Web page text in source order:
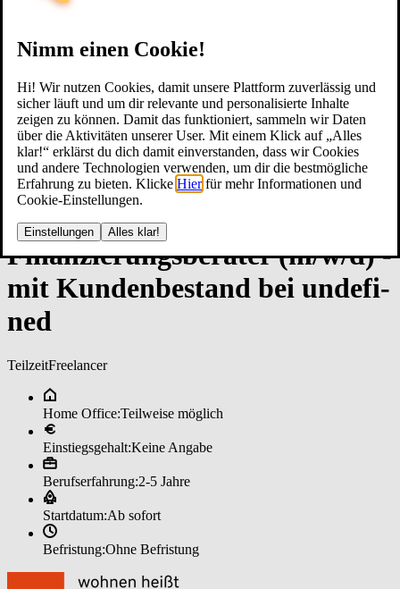
Nimm einen Cookie!
Hi! Wir nutzen Cookies, damit unsere Plattform zuverlässig und
sicher läuft und um dir relevante und personalisierte Inhalte
zeigen zu können. Damit das funktioniert, sammeln wir Daten
über die Aktivitäten unserer User. Mit einem Klick auf „Alles
klar!“ erklärst du dich damit einverstanden, dass wir Cookies
und andere Technologien verwenden, um dir die bestmögliche
Erfahrung zu bieten. Klicke Hier für mehr Informationen und
Cookie-Einstellungen.
Einstellungen Alles klar!
Fi­nan­zie­rungs­be­ra­ter (m/w/d) ­
mit Kun­den­be­stan­d bei un­de­fi­
ned
TeilzeitFreelancer
Home Office:Teilweise möglich
Einstiegsgehalt:Keine Angabe
Berufserfahrung:2-5 Jahre
Startdatum:Ab sofort
Befristung:Ohne Befristung